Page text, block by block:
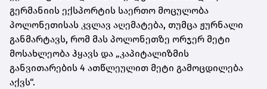
გერმანიის ექსპორტის საერთო მოცულობა
პოლონეთისას კვლავ აღემატება, თუმცა ჟურნალი
განმარტავს, რომ მას პოლონეთზე ორჯერ მეტი
მოსახლეობა ჰყავს და „კაპიტალიზმის
განვითარების 4 ათწლეულით მეტი გამოცდილება
აქვს“.